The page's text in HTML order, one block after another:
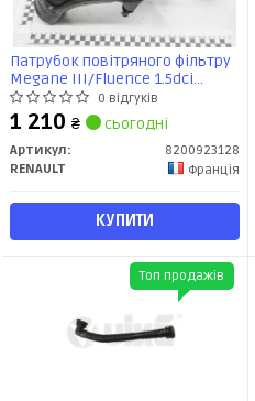
Патрубок повітряного фільтру
Megane III/Fluence 1.5dci
(8200923128) Renault
0 відгуків
1 210 ₴ сьогодні
Артикул:
8200923128
RENAULT
Франція
КУПИТИ
Топ продажів